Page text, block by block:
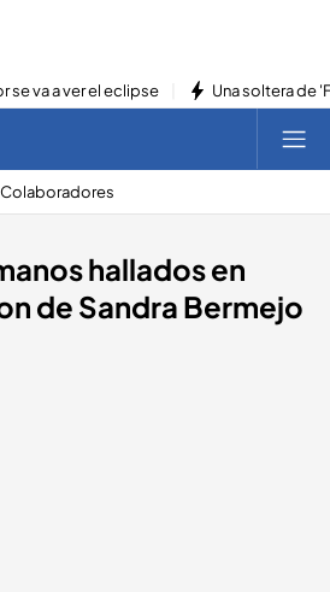
se va a ver el eclipse Una soltera de
Colaboradores
hallados en
de Sandra Bermejo